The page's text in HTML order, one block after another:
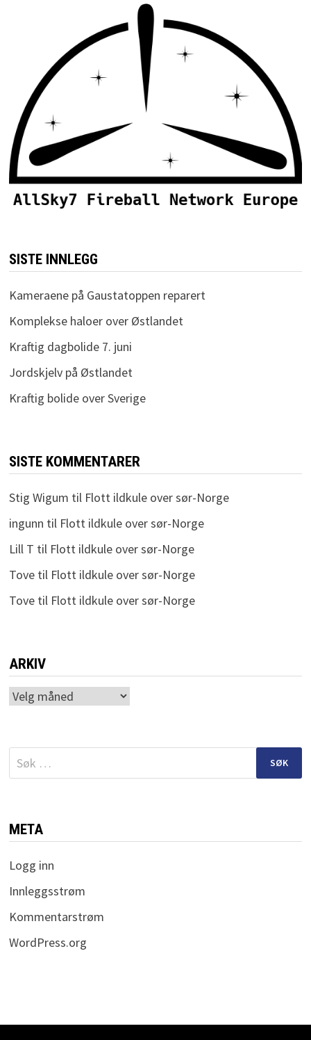
SISTE INNLEGG
Kameraene på Gaustatoppen reparert
Komplekse haloer over Østlandet
Kraftig dagbolide 7. juni
Jordskjelv på Østlandet
Kraftig bolide over Sverige
SISTE KOMMENTARER
Stig Wigum til Flott ildkule over sør-Norge
ingunn til Flott ildkule over sør-Norge
Lill T til Flott ildkule over sør-Norge
Tovetil Flott ildkule over sør-Norge
Tovetil Flott ildkule over sør-Norge
ARKIV
Arkiv
Søk
etter:
META
Logg inn
Innleggsstrøm
Kommentarstrøm
WordPress.org